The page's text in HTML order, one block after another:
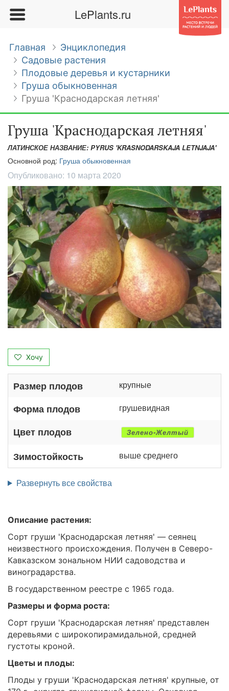
LePlants.ru
Главная
Энциклопедия
Садовые растения
Плодовые деревья и кустарники
Груша обыкновенная
Груша 'Краснодарская летняя'
Груша 'Краснодарская летняя'
ЛАТИНСКОЕ НАЗВАНИЕ: PYRUS 'KRASNODARSKAJA LETNJAJA'
Основной род: Груша обыкновенная
Опубликовано: 10 марта 2020
Хочу
Размер плодов крупные
Форма плодов грушевидная
Цвет плодов Зелено-Желтый
Зимостойкость выше среднего
Развернуть все свойства
Описание растения:
Сорт груши 'Краснодарская летняя' — сеянец
неизвестного происхождения. Получен в Северо-
Кавказском зональном НИИ садоводства и
виноградарства.
В государственном реестре с 1965 года.
Размеры и форма роста:
Сорт груши 'Краснодарская летняя' представлен
деревьями с широкопирамидальной, средней
густоты кроной.
Цветы и плоды:
Плоды у груши 'Краснодарская летняя' крупные, от